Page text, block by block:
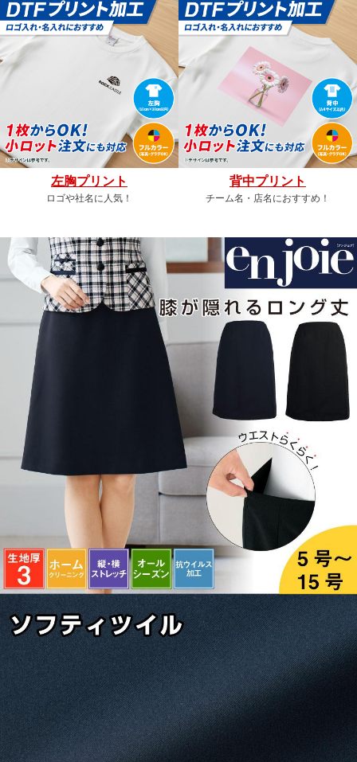
左胸プリント
ロゴや社名に人気！
背中プリント
チーム名・店名におすすめ！